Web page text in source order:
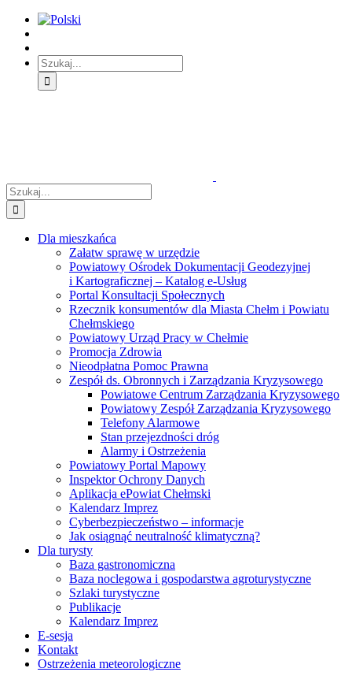
Skip
Treść
główna
Skip
Menu
główne
Skip
Menu
dodatkowe
Szukaj
Szukaj
Dla mieszkańca
Załatw sprawę w urzędzie
Powiatowy Ośrodek Dokumentacji Geodezyjnej
i Kartograficznej – Katalog e-Usług
Portal Konsultacji Społecznych
Rzecznik konsumentów dla Miasta Chełm i Powiatu
Chełmskiego
Powiatowy Urząd Pracy w Chełmie
Promocja Zdrowia
Nieodpłatna Pomoc Prawna
Zespół ds. Obronnych i Zarządzania Kryzysowego
Powiatowe Centrum Zarządzania Kryzysowego
Powiatowy Zespół Zarządzania Kryzysowego
Telefony Alarmowe
Stan przejezdności dróg
Alarmy i Ostrzeżenia
Powiatowy Portal Mapowy
Inspektor Ochrony Danych
Aplikacja ePowiat Chełmski
Kalendarz Imprez
Cyberbezpieczeństwo – informacje
Jak osiągnąć neutralność klimatyczną?
Dla turysty
Baza gastronomiczna
Baza noclegowa i gospodarstwa agroturystyczne
Szlaki turystyczne
Publikacje
Kalendarz Imprez
E-sesja
Kontakt
Ostrzeżenia meteorologiczne